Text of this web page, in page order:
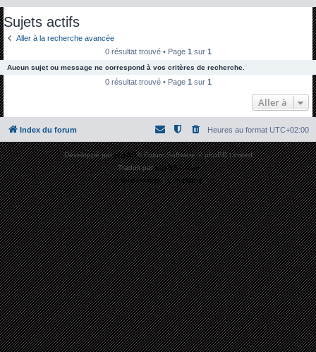
c
e
r
Sujets actifs
Aller à la recherche avancée
0 résultat trouvé • Page 1 sur 1
Aucun sujet ou message ne correspond à vos critères de recherche.
0 résultat trouvé • Page 1 sur 1
Aller à
Index du forum Heures au format UTC+02:00
Développé parphpBB® Forum Software © phpBB Limited
Traduit parphpBB-fr.com
Confidentialité|Conditions